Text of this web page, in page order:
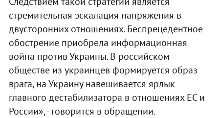
стремительная эскалация напряжения в
двусторонних отношениях. Беспрецедентное
обострение приобрела информационная
война против Украины. В российском
обществе из украинцев формируется образ
врага, на Украину навешивается ярлык
главного дестабилизатора в отношениях ЕС и
России», - говорится в обращении.